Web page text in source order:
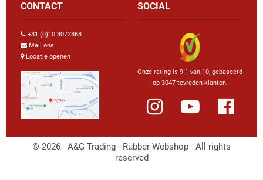
CONTACT
+31 (0)10 3072868
Mail ons
Locatie openen
SOCIAL
Onze rating is 9.1 van 10, gebaseerd
op 3047 tevreden klanten.
© 2026 - A&G Trading - Rubber Webshop - All rights
reserved